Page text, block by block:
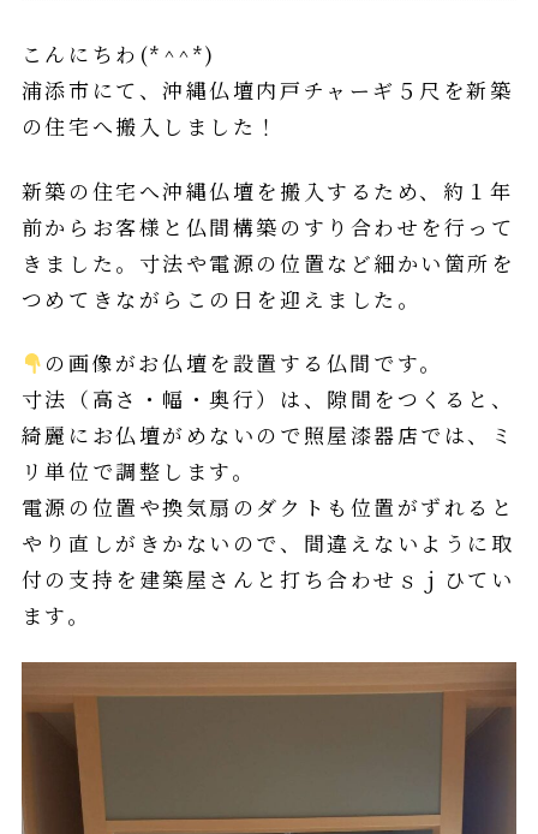
こんにちわ(*^^*)
浦添市にて、沖縄仏壇内戸チャーギ５尺を新築
の住宅へ搬入しました！
新築の住宅へ沖縄仏壇を搬入するため、約１年
前からお客様と仏間構築のすり合わせを行って
きました。寸法や電源の位置など細かい箇所を
つめてきながらこの日を迎えました。
の画像がお仏壇を設置する仏間です。
寸法（高さ・幅・奥行）は、隙間をつくると、
綺麗にお仏壇がめないので照屋漆器店では、ミ
リ単位で調整します。
電源の位置や換気扇のダクトも位置がずれると
やり直しがきかないので、間違えないように取
付の支持を建築屋さんと打ち合わせｓｊひてい
ます。